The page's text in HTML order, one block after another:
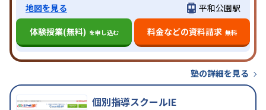
地図を見る
平和公園駅
体験授業(無料) を申し込む 料金などの資料請求 無料
塾の詳細を見る
個別指導スクールIE